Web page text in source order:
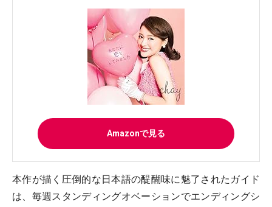
Amazonで見る
本作が描く圧倒的な日本語の醍醐味に魅了されたガイド
は、毎週スタンディングオベーションでエンディングシ